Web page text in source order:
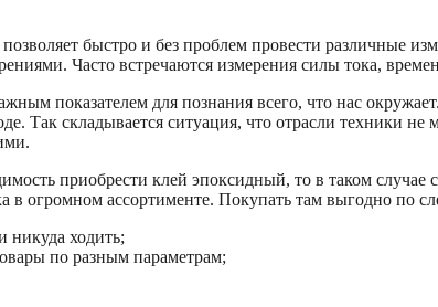
быстро и без проблем провести различные
Часто встречаются измерения силы тока,
показателем для познания всего, что нас
Так складывается ситуация, что отрасли техники
приобрести клей эпоксидный, то в таком
в огромном ассортименте. Покупать там выгодно по
никуда ходить;
по разным параметрам;